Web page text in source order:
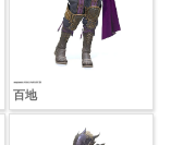
百地